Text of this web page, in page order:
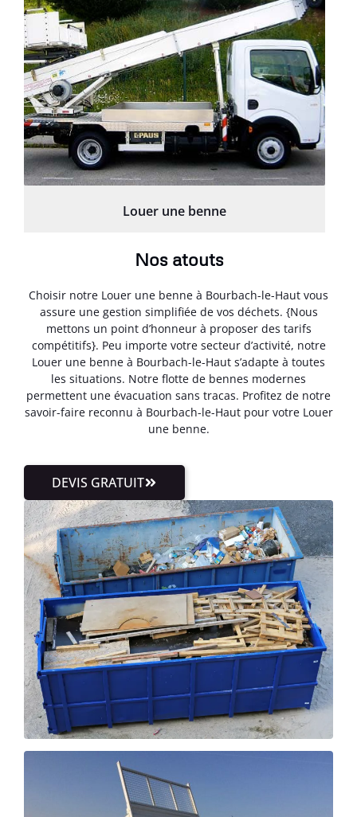
Louer une benne
Nos atouts
Choisir notre Louer une benne à Bourbach-le-Haut vous
assure une gestion simplifiée de vos déchets. {Nous
mettons un point d’honneur à proposer des tarifs
compétitifs}. Peu importe votre secteur d’activité, notre
Louer une benne à Bourbach-le-Haut s’adapte à toutes
les situations. Notre flotte de bennes modernes
permettent une évacuation sans tracas. Profitez de notre
savoir-faire reconnu à Bourbach-le-Haut pour votre Louer
une benne.
DEVIS GRATUIT